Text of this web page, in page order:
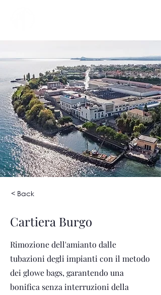
< Back
Cartiera Burgo
Rimozione dell'amianto dalle
tubazioni degli impianti con il metodo
dei glowe bags, garantendo una
bonifica senza interruzioni della